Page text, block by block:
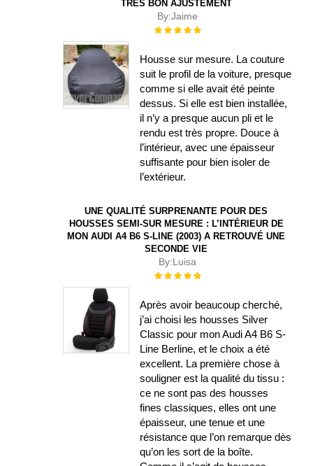
TRÈS BON AJUSTEMENT
By:Jaime
Évaluation :
Housse sur mesure. La couture
suit le profil de la voiture, presque
comme si elle avait été peinte
dessus. Si elle est bien installée,
il n’y a presque aucun pli et le
rendu est très propre. Douce à
l’intérieur, avec une épaisseur
suffisante pour bien isoler de
l’extérieur.
UNE QUALITÉ SURPRENANTE POUR DES
HOUSSES SEMI-SUR MESURE : L’INTÉRIEUR DE
MON AUDI A4 B6 S-LINE (2003) A RETROUVÉ UNE
SECONDE VIE
By:Luisa
Évaluation :
Après avoir beaucoup cherché,
j’ai choisi les housses Silver
Classic pour mon Audi A4 B6 S-
Line Berline, et le choix a été
excellent. La première chose à
souligner est la qualité du tissu :
ce ne sont pas des housses
fines classiques, elles ont une
épaisseur, une tenue et une
résistance que l’on remarque dès
qu’on les sort de la boîte.